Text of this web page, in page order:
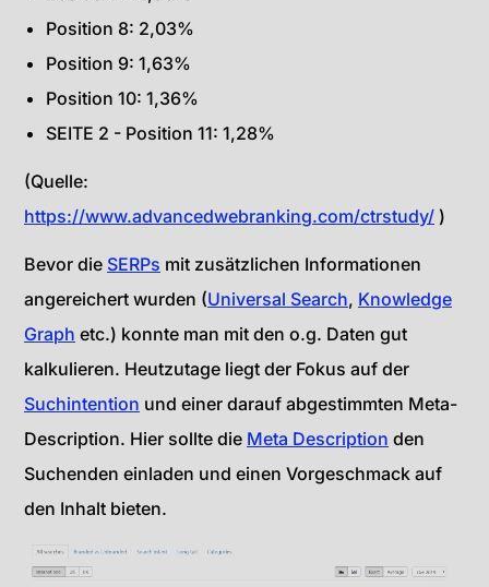
Position 8: 2,03%
Position 9: 1,63%
Position 10: 1,36%
SEITE 2 - Position 11: 1,28%
(Quelle:
https://www.advancedwebranking.com/ctrstudy/ )
Bevor die SERPs mit zusätzlichen Informationen
angereichert wurden (Universal Search, Knowledge
Graph etc.) konnte man mit den o.g. Daten gut
kalkulieren. Heutzutage liegt der Fokus auf der
Suchintention und einer darauf abgestimmten Meta-
Description. Hier sollte die Meta Description den
Suchenden einladen und einen Vorgeschmack auf
den Inhalt bieten.